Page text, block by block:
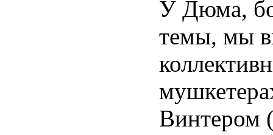
У Дюма,
темы, мы
Винтером